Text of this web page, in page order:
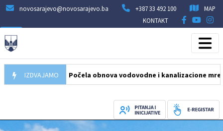
novosarajevo@novosarajevo.ba +387 33 492 100
MAP
KONTAKT
IZDVAJAMO
05.08.2026 Počela obnova vodovodne i kanalizacione mreže u